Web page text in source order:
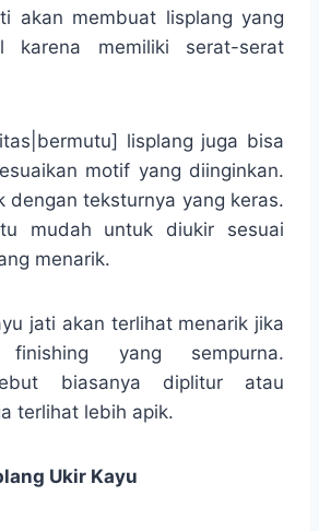
akan membuat lisplang yang
karena memiliki serat-serat
lisplang juga bisa
motif yang diinginkan.
dengan teksturnya yang keras.
mudah untuk diukir sesuai
menarik.
jati akan terlihat menarik jika
finishing yang sempurna.
biasanya diplitur atau
terlihat lebih apik.
Ukir Kayu